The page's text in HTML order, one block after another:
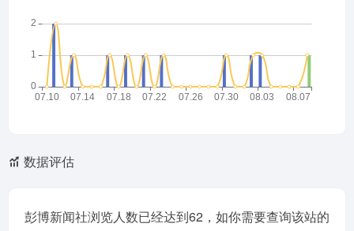
数据评估
彭博新闻社浏览人数已经达到62，如你需要查询该站的